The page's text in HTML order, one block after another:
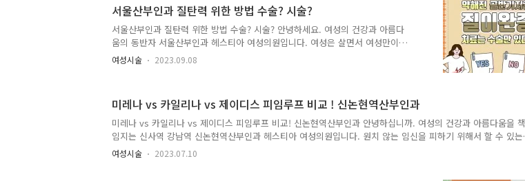
성의원에서 함께 알아보도록 하겠습니다. 질 타이트닝? 비비브? 그게 대체 뭔가
요? 질 타이트닝 중 하나인 비비브시술는 가장 많이 알려져 있기도 하고 질축소
수술이 두렵거나 부담스러운 경우 도전해볼 수 있는 시술적인 방법입니다. 질타
이트닝 시술은 여러 가지로 나뉘는데 레이저를 이용한 방법과 고주파를 이용한
방법 그리고 필러를 주입..
서울산부인과 질탄력 위한 방법 수술? 시술?
서울산부인과 질탄력 위한 방법 수술? 시술? 안녕하세요. 여성의 건강과 아름다
움의 동반자 서울산부인과 헤스티아 여성의원입니다. 여성은 살면서 여성만이
할 수 있는 경험으로 인해 신체적 변화를 겪기도 합니다. 그중 가장 큰 경험은
바로 임신과 출산이겠죠. 여성의 좁은 질로 아기가 나오다 보니 신체적으로 큰
하십니다. 여성의 질은 탄력있고 신축성을 가지고 있는 조직과 근육들로 이루어
져 있습니다. 질 주위엔 장기를 지탱해 주면서 질탄력을 높여주는 근육들이 존재
합니다. 그런데 이 근육들이 임산과 출산을 경험하면서 손상되거나 늘어날 수 있
습니다. 한번 늘어나고 손..
여성시술 2023.09.08
미레나 vs 카일리나 vs 제이디스 피임루프 비교 ! 신논현역산부인과
미레나 vs 카일리나 vs 제이디스 피임루프 비교! 신논현역산부인과 안녕하십니까. 여성의 건강과 아름다움을 책
임지는 신사역 강남역 신논현역산부인과 헤스티아 여성의원입니다. 원치 않는 임신을 피하기 위해서 할 수 있는
방법으로 '피임'이 있습니다. 이 피임을 위한 방법은 여러 가지 방법들이 있습니다. 그 중에서 가장 대표적인 방법
으로는 약을 통해서 도움을 받아볼 수 있는 피임약복용과 나의 몸에 아주 작은 피임루프를 삽입해 주는 자궁 내
여성시술 2023.07.10